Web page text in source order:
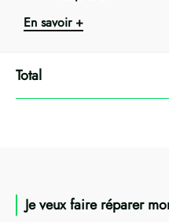
En savoir +
Je veux faire réparer